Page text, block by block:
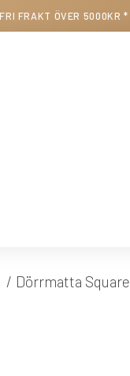
FRI FRAKT ÖVER 5000KR *
Dörrmatta Square